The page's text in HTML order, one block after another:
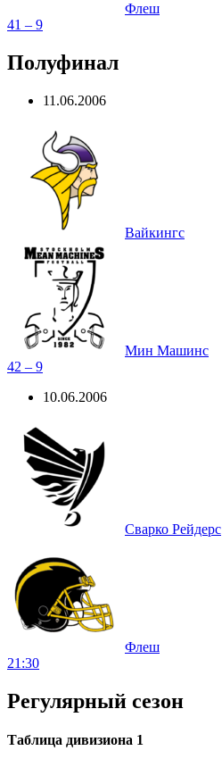
Флеш
41 – 9
Полуфинал
11.06.2006
Вайкингс
Мин Машинс
42 – 9
10.06.2006
Сварко Рейдерс
Флеш
21:30
Регулярный сезон
Таблица дивизиона 1